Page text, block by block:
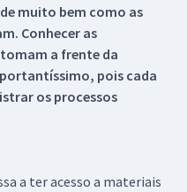
muito bem como as
Conhecer as
a frente da
pois cada
os processos
a ter acesso a materiais